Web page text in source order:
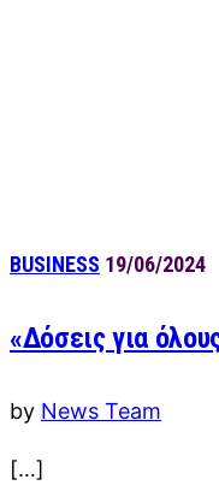
BUSINESS 19/06/2024
«Δόσεις για
by News Team
[…]